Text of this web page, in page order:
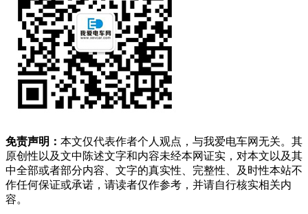
免责声明： 本文仅代表作者个人观点，与我爱电车网无关。其
原创性以及文中陈述文字和内容未经本网证实，对本文以及其
中全部或者部分内容、文字的真实性、完整性、及时性本站不
作任何保证或承诺，请读者仅作参考，并请自行核实相关内
容。